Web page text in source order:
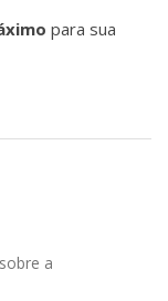
para sua
a